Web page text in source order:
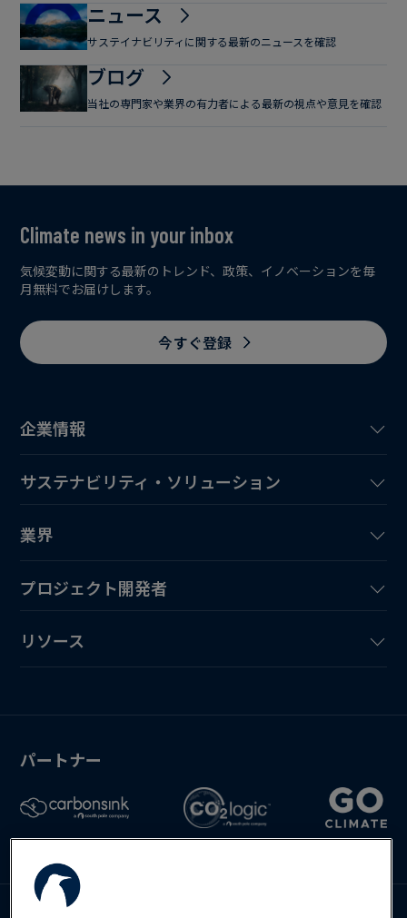
ニュース
サステイナビリティに関する最新のニュースを確認
ブログ
当社の専門家や業界の有力者による最新の視点や意見を確認
企業情報
サステナビリティ・ソリューション
業界
プロジェクト開発者
リソース
Climate news in your inbox
気候変動に関する最新のトレンド、政策、イノベーションを毎
月無料でお届けします。
今すぐ登録
パートナー